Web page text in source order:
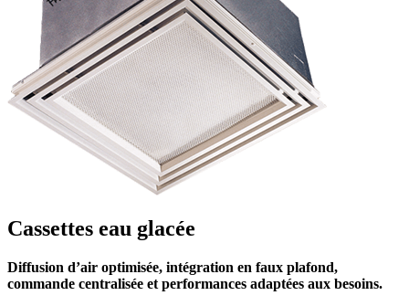
Cassettes eau glacée
Diffusion d’air optimisée, intégration en faux plafond,
commande centralisée et performances adaptées aux besoins.